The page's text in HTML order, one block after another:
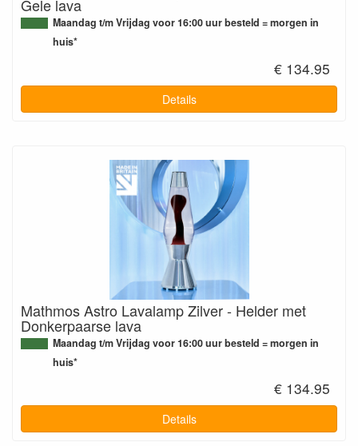
Gele lava
Maandag t/m Vrijdag voor 16:00 uur besteld = morgen in
huis*
€ 134.95
Details
Mathmos Astro Lavalamp Zilver - Helder met
Donkerpaarse lava
Maandag t/m Vrijdag voor 16:00 uur besteld = morgen in
huis*
€ 134.95
Details